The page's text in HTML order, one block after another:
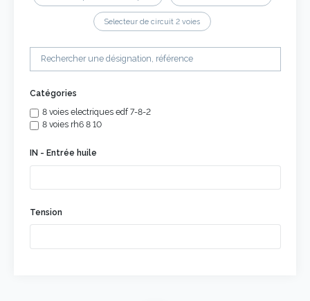
Selecteur de circuit 2 voies
Catégories
8 voies electriques edf 7-8-2
8 voies rh6 8 10
IN - Entrée huile
Tension